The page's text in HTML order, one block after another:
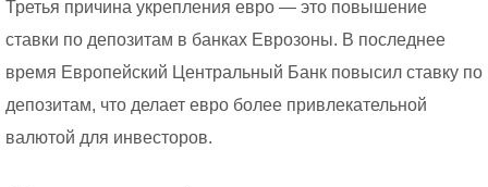
Третья причина укрепления евро — это повышение
ставки по депозитам в банках Еврозоны. В последнее
время Европейский Центральный Банк повысил ставку по
депозитам, что делает евро более привлекательной
валютой для инвесторов.